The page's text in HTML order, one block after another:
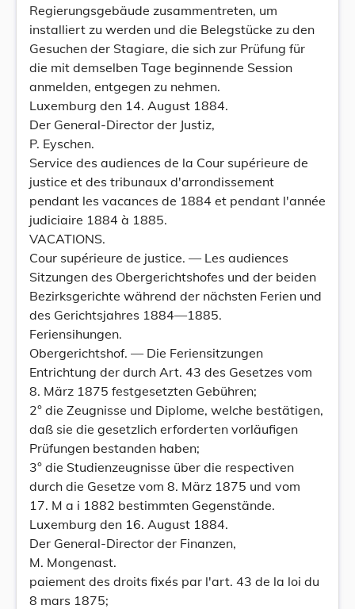
Regierungsgebäude zusammentreten, um
installiert zu werden und die Belegstücke zu den
Gesuchen der Stagiare, die sich zur Prüfung für
die mit demselben Tage beginnende Session
anmelden, entgegen zu nehmen.
Luxemburg den 14. August 1884.
Der General-Director der Justiz,
P. Eyschen.
Service des audiences de la Cour supérieure de
justice et des tribunaux d'arrondissement
pendant les vacances de 1884 et pendant l'année
judiciaire 1884 à 1885.
VACATIONS.
Cour supérieure de justice. — Les audiences
Sitzungen des Obergerichtshofes und der beiden
Bezirksgerichte während der nächsten Ferien und
des Gerichtsjahres 1884—1885.
Feriensihungen.
Obergerichtshof. — Die Feriensitzungen
Entrichtung der durch Art. 43 des Gesetzes vom
8. März 1875 festgesetzten Gebühren;
2° die Zeugnisse und Diplome, welche bestätigen,
daß sie die gesetzlich erforderten vorläufigen
Prüfungen bestanden haben;
3° die Studienzeugnisse über die respectiven
durch die Gesetze vom 8. März 1875 und vom
17. M a i 1882 bestimmten Gegenstände.
Luxemburg den 16. August 1884.
Der General-Director der Finanzen,
M. Mongenast.
paiement des droits fixés par l'art. 43 de la loi du
8 mars 1875;